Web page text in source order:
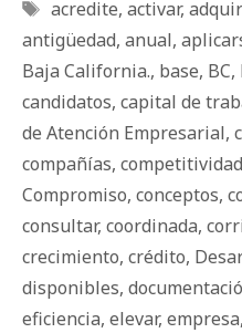
Etiquetas
acredite, activar,
antigüedad, anual,
Baja California., base, BC,
candidatos, capital de
de Atención Empresarial,
compañías, competitividad
Compromiso, conceptos,
consultar, coordinada,
crecimiento, crédito,
disponibles,
eficiencia, elevar, empresa,